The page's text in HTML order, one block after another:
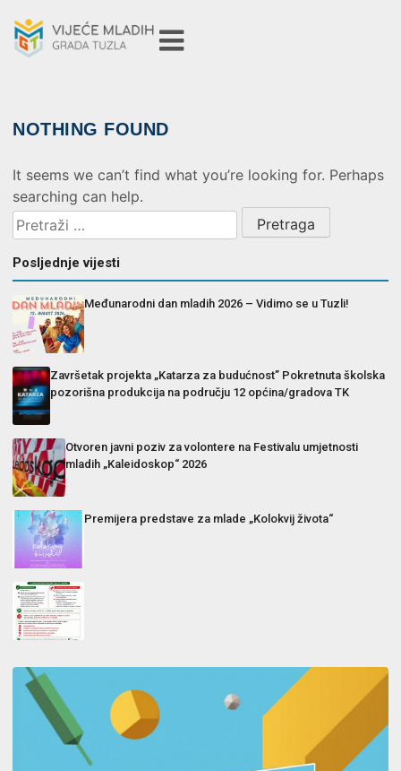
NOTHING FOUND
It seems we can’t find what you’re looking for. Perhaps
searching can help.
Posljednje vijesti
Međunarodni dan mladih 2026 – Vidimo se u Tuzli!
Završetak projekta „Katarza za budućnost” Pokretnuta školska
pozorišna produkcija na području 12 općina/gradova TK
Otvoren javni poziv za volontere na Festivalu umjetnosti
mladih „Kaleidoskop“ 2026
Premijera predstave za mlade „Kolokvij života“